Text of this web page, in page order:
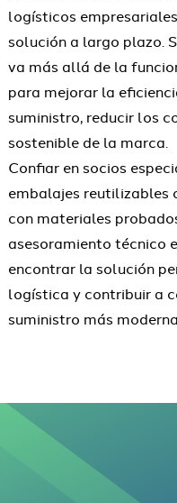
logísticos
solución a largo plazo.
va más allá de la
para mejorar la
suministro, reducir los
sostenible de la marca.
Confiar en socios
embalajes reutilizables
con materiales
asesoramiento técnico
encontrar la solución
logística y contribuir a
suministro más